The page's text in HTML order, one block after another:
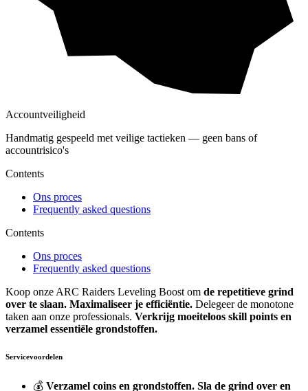
Accountveiligheid
Handmatig gespeeld met veilige tactieken — geen bans of
accountrisico's
Contents
Ons proces
Frequently asked questions
Contents
Ons proces
Frequently asked questions
Koop onze ARC Raiders Leveling Boost om de repetitieve grind
over te slaan. Maximaliseer je efficiëntie. Delegeer de monotone
taken aan onze professionals. Verkrijg moeiteloos skill points en
verzamel essentiële grondstoffen.
Servicevoordelen
💰 Verzamel coins en grondstoffen. Sla de grind over en